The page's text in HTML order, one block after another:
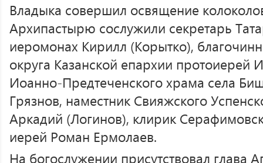
Владыка совершил освящение
Архипастырю сослужили секретарь
иеромонах Кирилл (Корытко),
округа Казанской епархии протоиерей
Иоанно-Предтеченского храма села
Грязнов, наместник Свияжского
Аркадий (Логинов), клирик
иерей Роман Ермолаев.
На богослужении присутствовал глава